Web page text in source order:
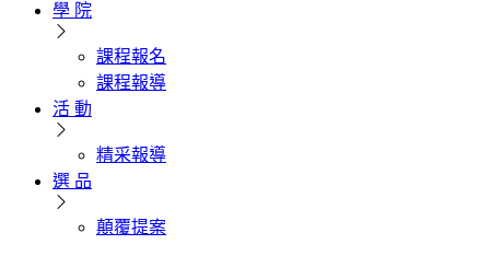
學 院
課程報名
課程報導
活 動
精采報導
選 品
顛覆提案